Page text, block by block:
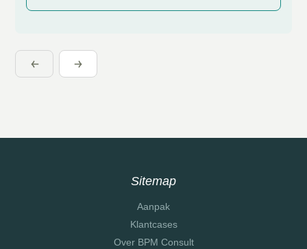
een regierol: het team ontwikkelt beleid, stelt kaders op en
Sitemap
Aanpak
Klantcases
Over BPM Consult